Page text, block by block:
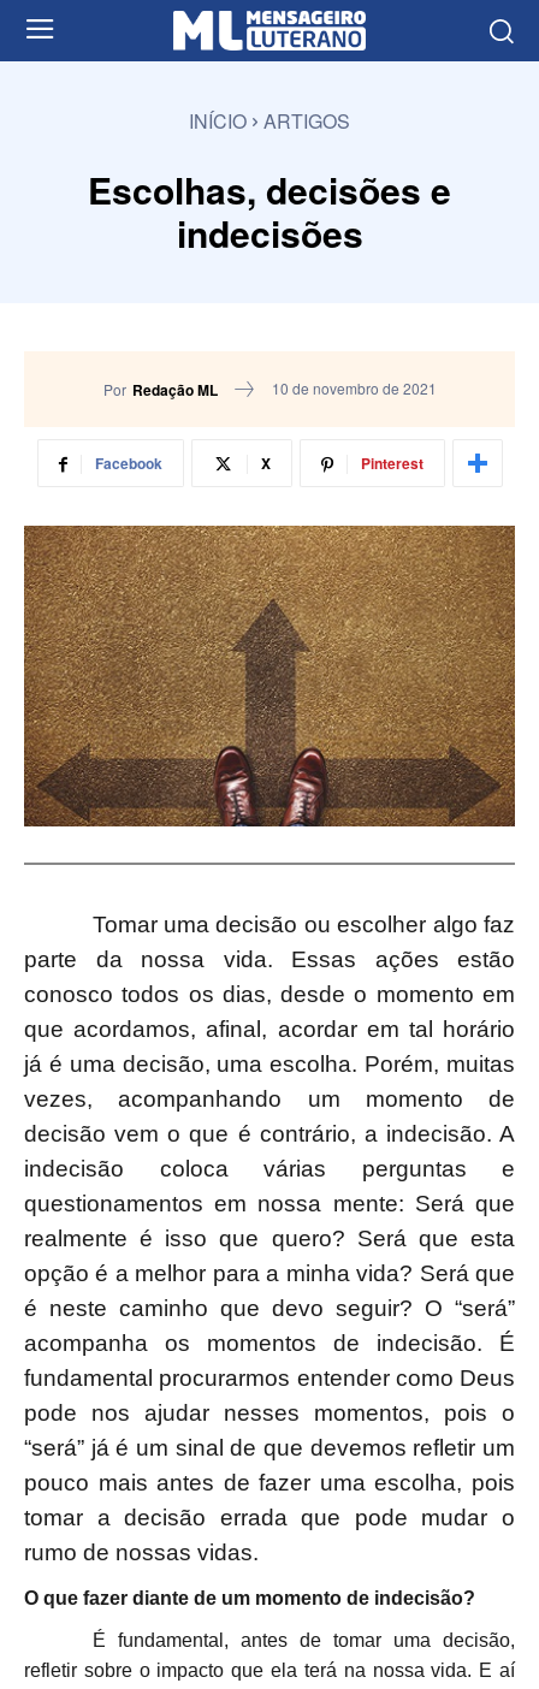
INÍCIO ARTIGOS
Escolhas, decisões e
indecisões
Por Redação ML 10 de novembro de 2021
Facebook X Pinterest
Tomar uma decisão ou escolher algo faz
parte da nossa vida. Essas ações estão
conosco todos os dias, desde o momento em
que acordamos, afinal, acordar em tal horário
já é uma decisão, uma escolha. Porém, muitas
vezes, acompanhando um momento de
decisão vem o que é contrário, a indecisão. A
indecisão coloca várias perguntas e
questionamentos em nossa mente: Será que
realmente é isso que quero? Será que esta
opção é a melhor para a minha vida? Será que
é neste caminho que devo seguir? O “será”
acompanha os momentos de indecisão. É
fundamental procurarmos entender como Deus
pode nos ajudar nesses momentos, pois o
“será” já é um sinal de que devemos refletir um
pouco mais antes de fazer uma escolha, pois
tomar a decisão errada que pode mudar o
rumo de nossas vidas.
O que fazer diante de um momento de indecisão?
É fundamental, antes de tomar uma decisão,
refletir sobre o impacto que ela terá na nossa vida. E aí